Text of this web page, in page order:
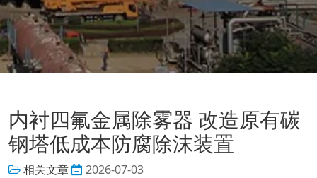
内衬四氟金属除雾器 改造原有碳
钢塔低成本防腐除沫装置
相关文章 2026-07-03